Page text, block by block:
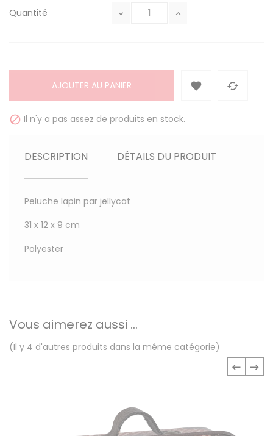
Quantité
AJOUTER AU PANIER  
 Il n'y a pas assez de produits en stock.
DESCRIPTION DÉTAILS DU PRODUIT
Peluche lapin par jellycat
31 x 12 x 9 cm
Polyester
Vous aimerez aussi ...
(Il y 4 d'autres produits dans la même catégorie)